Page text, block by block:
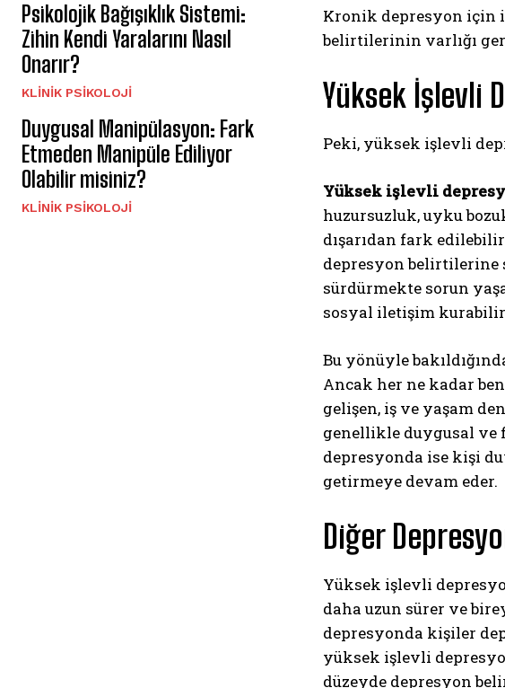
Psikolojik Bağışıklık Sistemi:
Zihin Kendi Yaralarını Nasıl
Onarır?
KLINIK PSIKOLOJI
Duygusal Manipülasyon: Fark
Etmeden Manipüle Ediliyor
Olabilir misiniz?
KLINIK PSIKOLOJI
Kronik depresyon için
belirtilerinin varlığı
Yüksek İşlevli
Peki, yüksek işlevli
Yüksek işlevli
huzursuzluk, uyku
dışarıdan fark
depresyon belirtilerine
sürdürmekte sorun
sosyal iletişim
Bu yönüyle
Ancak her ne kadar
gelişen, iş ve yaşam
genellikle duygusal ve
depresyonda ise kişi
getirmeye devam eder.
Diğer
Yüksek işlevli
daha uzun sürer ve
depresyonda kişiler
yüksek işlevli
düzeyde depresyon